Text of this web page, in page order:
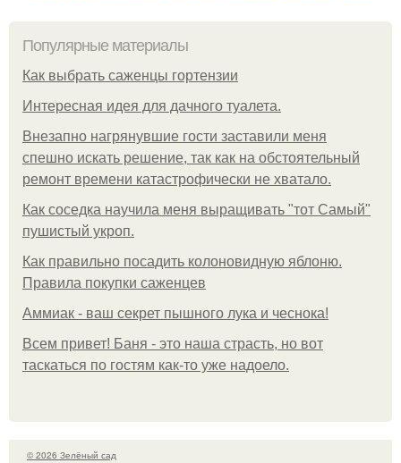
Популярные материалы
Как выбрать саженцы гортензии
Интересная идея для дачного туалета.
Внезапно нагрянувшие гости заставили меня
спешно искать решение, так как на обстоятельный
ремонт времени катастрофически не хватало.
Как соседка научила меня выращивать "тот Самый"
пушистый укроп.
Как правильно посадить колоновидную яблоню.
Правила покупки саженцев
Аммиак - ваш секрет пышного лука и чеснока!
Всем привет! Баня - это наша страсть, но вот
таскаться по гостям как-то уже надоело.
© 2026 Зелёный сад